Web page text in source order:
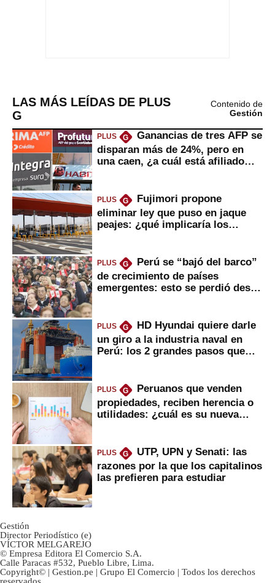
LAS MÁS LEÍDAS DE PLUS
G
Contenido de
Gestión
PLUS G
Ganancias de tres AFP se
disparan más de 24%, pero en
una caen, ¿a cuál está afiliado
PLUS G
Fujimori propone
eliminar ley que puso en jaque
peajes: ¿qué implicaría los
PLUS G
Perú se “bajó del barco”
de crecimiento de países
emergentes: esto se perdió desde
PLUS G
HD Hyundai quiere darle
un giro a la industria naval en
Perú: los 2 grandes pasos que
PLUS G
Peruanos que venden
propiedades, reciben herencia o
utilidades: ¿cuál es su nueva
PLUS G
UTP, UPN y Senati: las
razones por la que los capitalinos
las prefieren para estudiar
Gestión
Director Periodístico (e)
VÍCTOR MELGAREJO
© Empresa Editora El Comercio S.A.
Calle Paracas #532, Pueblo Libre, Lima.
Copyright© | Gestion.pe | Grupo El Comercio | Todos los derechos